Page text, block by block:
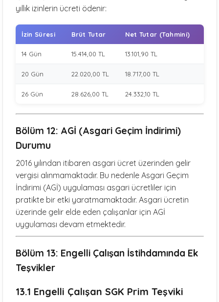
yıllık izinlerin ücreti ödenir:
İzin Süresi Brüt Tutar Net Tutar (Tahmini)
14 Gün 15.414,00 TL 13.101,90 TL
20 Gün 22.020,00 TL 18.717,00 TL
26 Gün 28.626,00 TL 24.332,10 TL
Bölüm 12: AGİ (Asgari Geçim İndirimi)
Durumu
2016 yılından itibaren asgari ücret üzerinden gelir
vergisi alınmamaktadır. Bu nedenle Asgari Geçim
İndirimi (AGİ) uygulaması asgari ücretliler için
pratikte bir etki yaratmamaktadır. Asgari ücretin
üzerinde gelir elde eden çalışanlar için AGİ
uygulaması devam etmektedir.
Bölüm 13: Engelli Çalışan İstihdamında Ek
Teşvikler
13.1 Engelli Çalışan SGK Prim Teşviki